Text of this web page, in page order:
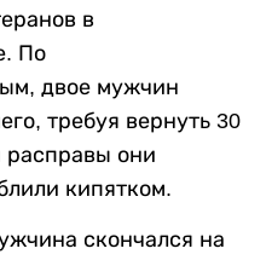
в
По
двое мужчин
требуя вернуть 30
расправы они
кипятком.
скончался на